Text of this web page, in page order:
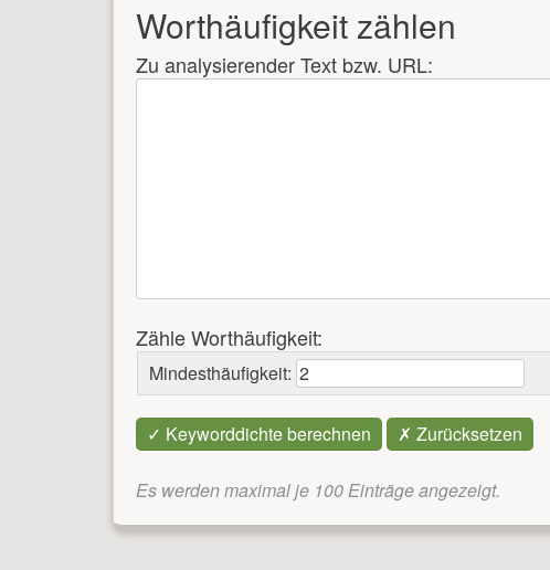
Worthäufigkeit zählen
Zu analysierender Text bzw. URL:
Zähle Worthäufigkeit:
Mindesthäufigkeit:
Es werden maximal je 100 Einträge angezeigt.